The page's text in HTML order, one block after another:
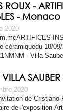
ROUX -
- Monaco
2020
céramiquedu 18/
- Villa
VILLA
2020
de Cristiano
de l'exposition